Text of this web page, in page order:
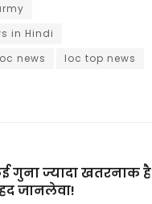
in Hindi
news
loc top news
गुना ज्यादा खतरनाक है
जानलेवा!